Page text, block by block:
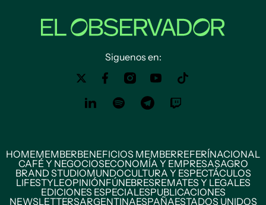
Siguenos en:
HOMEMEMBERBENEFICIOS MEMBERREFERÍNACIONAL
CAFÉ Y NEGOCIOSECONOMÍA Y EMPRESASAGRO
BRAND STUDIOMUNDOCULTURA Y ESPECTÁCULOS
LIFESTYLEOPINIÓNFÚNEBRESREMATES Y LEGALES
EDICIONES ESPECIALESPUBLICACIONES
NEWSLETTERSARGENTINAESPAÑAESTADOS UNIDOS